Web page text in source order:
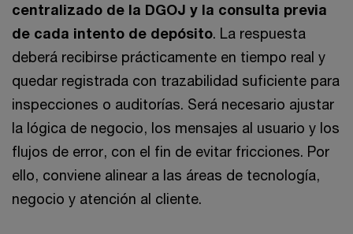
centralizado de la DGOJ y la consulta previa
de cada intento de depósito. La respuesta
deberá recibirse prácticamente en tiempo real y
quedar registrada con trazabilidad suficiente para
inspecciones o auditorías. Será necesario ajustar
la lógica de negocio, los mensajes al usuario y los
flujos de error, con el fin de evitar fricciones. Por
ello, conviene alinear a las áreas de tecnología,
negocio y atención al cliente.